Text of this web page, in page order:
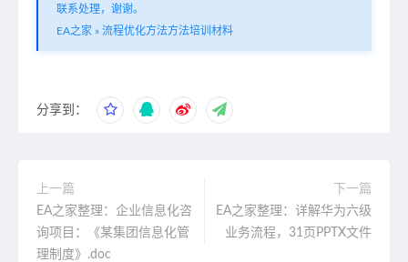
联系处理，谢谢。
EA之家 » 流程优化方法方法培训材料
分享到：
上一篇
EA之家整理：企业信息化咨
询项目：《某集团信息化管
理制度》.doc
下一篇
EA之家整理：详解华为六级
业务流程，31页PPTX文件